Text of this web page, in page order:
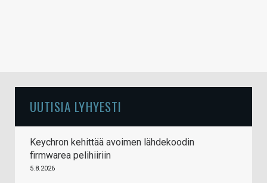
UUTISIA LYHYESTI
Keychron kehittää avoimen lähdekoodin
firmwarea pelihiiriin
5.8.2026